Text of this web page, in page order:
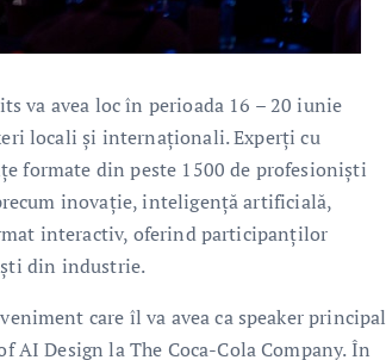
va avea loc în perioada 16 – 20 iunie
locali și internaționali. Experți cu
formate din peste 1500 de profesioniști
inovație, inteligență artificială,
interactiv, oferind participanților
din industrie.
care îl va avea ca speaker principal
Design la The Coca-Cola Company. În